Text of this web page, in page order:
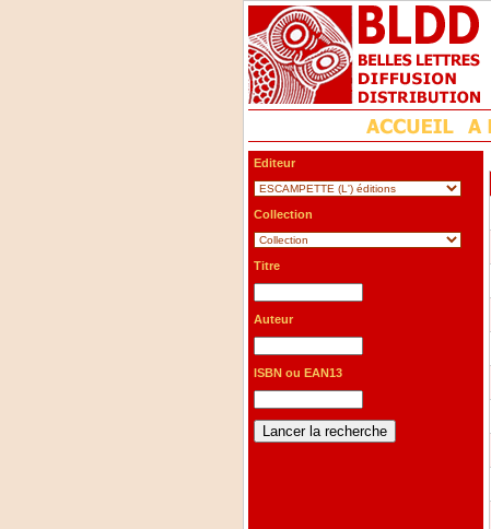
Editeur
Collection
Titre
Auteur
ISBN ou EAN13